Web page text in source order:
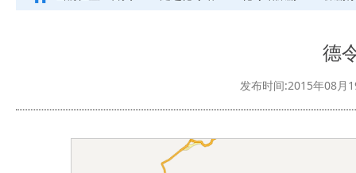
德
发布时间:2015年08月